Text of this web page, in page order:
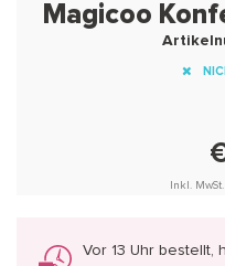
Magicoo
Inkl.
Vor 13 Uhr bestellt,